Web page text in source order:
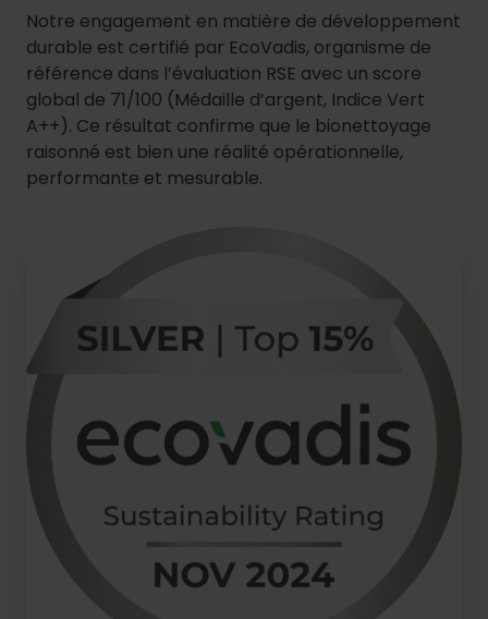
Notre engagement en matière de développement
durable est certifié par EcoVadis, organisme de
référence dans l’évaluation RSE avec un score
global de 71/100 (Médaille d’argent, Indice Vert
A++). Ce résultat confirme que le bionettoyage
raisonné est bien une réalité opérationnelle,
performante et mesurable.